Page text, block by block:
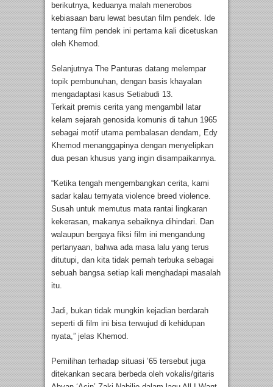
berikutnya, keduanya malah menerobos
kebiasaan baru lewat besutan film pendek. Ide
tentang film pendek ini pertama kali dicetuskan
oleh Khemod.
Selanjutnya The Panturas datang melempar
topik pembunuhan, dengan basis khayalan
mengadaptasi kasus Setiabudi 13.
Terkait premis cerita yang mengambil latar
kelam sejarah genosida komunis di tahun 1965
sebagai motif utama pembalasan dendam, Edy
Khemod menanggapinya dengan menyelipkan
dua pesan khusus yang ingin disampaikannya.
“Ketika tengah mengembangkan cerita, kami
sadar kalau ternyata violence breed violence.
Susah untuk memutus mata rantai lingkaran
kekerasan, makanya sebaiknya dihindari. Dan
walaupun bergaya fiksi film ini mengandung
pertanyaan, bahwa ada masa lalu yang terus
ditutupi, dan kita tidak pernah terbuka sebagai
sebuah bangsa setiap kali menghadapi masalah
itu.
Jadi, bukan tidak mungkin kejadian berdarah
seperti di film ini bisa terwujud di kehidupan
nyata,” jelas Khemod.
Pemilihan terhadap situasi ’65 tersebut juga
ditekankan secara berbeda oleh vokalis/gitaris